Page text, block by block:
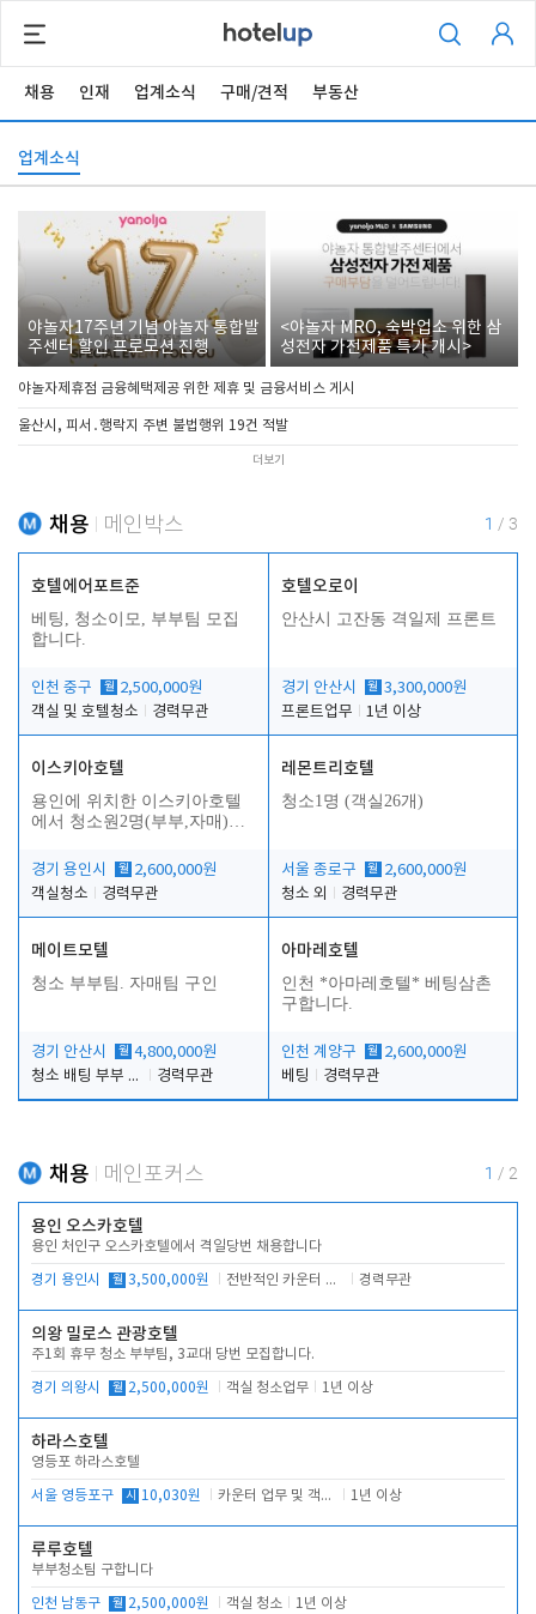
채용 인재 업계소식 구매/견적 부동산
업계소식
야놀자17주년 기념 야놀자 통합발
주센터 할인 프로모션 진행
<야놀자 MRO, 숙박업소 위한 삼
성전자 가전제품 특가 개시>
야놀자제휴점 금융혜택제공 위한 제휴 및 금융서비스 게시
울산시, 피서․행락지 주변 불법행위 19건 적발
더보기
채용 메인박스 1 / 3
호텔에어포트준
베팅, 청소이모, 부부팀 모집
합니다.
인천 중구 월 2,500,000원
객실 및 호텔청소
경력무관
호텔오로이
안산시 고잔동 격일제 프론트
경기 안산시 월 3,300,000원
프론트업무
1년 이상
이스키아호텔
용인에 위치한 이스키아호텔
에서 청소원2명(부부,자매)을
경기 용인시
월 2,600,000원
객실청소
경력무관
레몬트리호텔
청소1명 (객실26개)
서울 종로구 월 2,600,000원
청소 외
경력무관
메이트모텔
청소 부부팀. 자매팀 구인
경기 안산시 월 4,800,000원
청소 배팅 부부 구합니다
경력무관
아마레호텔
인천 *아마레호텔* 베팅삼촌
구합니다.
인천 계양구 월 2,600,000원
베팅
경력무관
채용 메인포커스 1 / 2
용인 오스카호텔
용인 처인구 오스카호텔에서 격일당번 채용합니다
경기 용인시 월 3,500,000원 전반적인 카운터 업무 경력무관
의왕 밀로스 관광호텔
주1회 휴무 청소 부부팀, 3교대 당번 모집합니다.
경기 의왕시 월 2,500,000원 객실 청소업무 1년 이상
하라스호텔
영등포 하라스호텔
서울 영등포구 시 10,030원 카운터 업무 및 객실관리(청소상태 확인, 객실판매) 1년 이상
루루호텔
부부청소팀 구합니다
인천 남동구 월 2,500,000원 객실 청소 1년 이상